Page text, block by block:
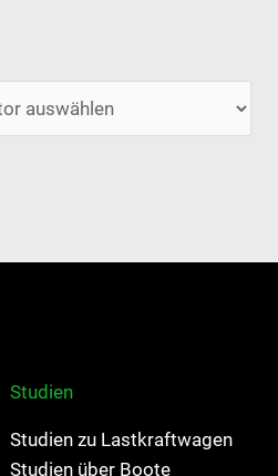
Studien
Studien zu Lastkraftwagen
Studien über Boote